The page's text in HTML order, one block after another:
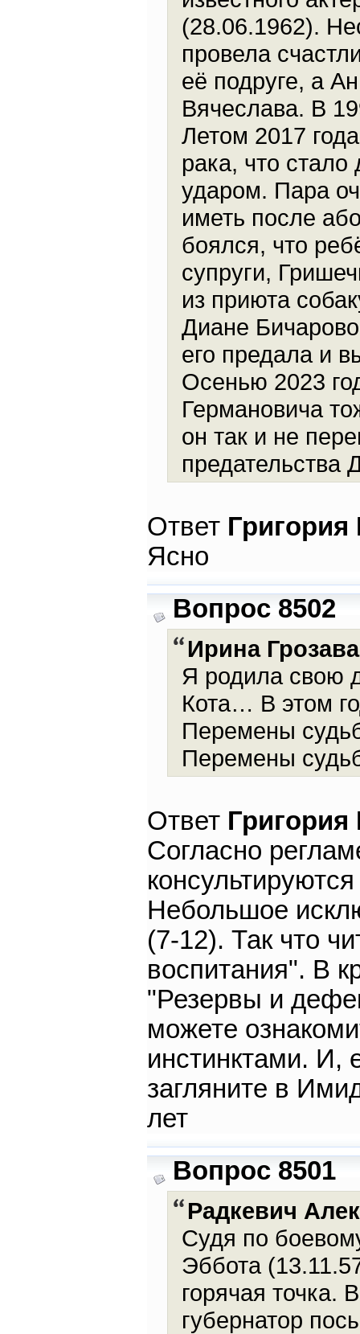
(28.06.1962).
провела
её подруге, а
Вячеслава. В
Летом 2017
рака, что
ударом. Пара
иметь после
боялся, что
супруги,
из приюта
Диане
его предала и
Осенью 2023
Германовича
он так и не
предательства
Ответ
Ясно
Вопрос 8502
Ирина Грозава
Я родила свою
Кота… В этом
Перемены
Перемены
Ответ
Согласно
Небольшое
(7-12). Так что
воспитания". В
"Резервы и
можете
инстинктами. И,
загляните в
лет
Вопрос 8501
Радкевич
Судя по
Эббота
горячая точка.
губернатор